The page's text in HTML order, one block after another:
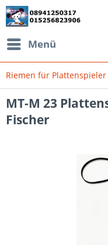
Menü
Riemen für Plattenspieler
MT-M 23
Fischer